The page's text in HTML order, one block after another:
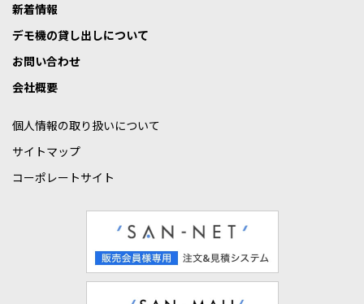
新着情報
デモ機の貸し出しについて
お問い合わせ
会社概要
個人情報の取り扱いについて
サイトマップ
コーポレートサイト